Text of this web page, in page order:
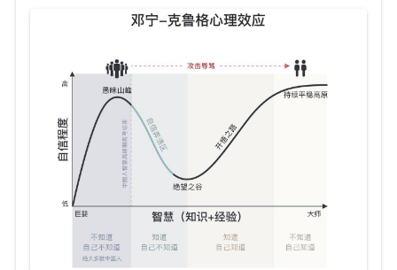
学海泛舟
精华荟萃
其他页面
关于
只言片语
文章归档